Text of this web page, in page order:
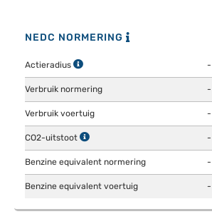
NEDC NORMERING
Actieradius -
Verbruik normering -
Verbruik voertuig -
CO2-uitstoot -
Benzine equivalent normering -
Benzine equivalent voertuig -